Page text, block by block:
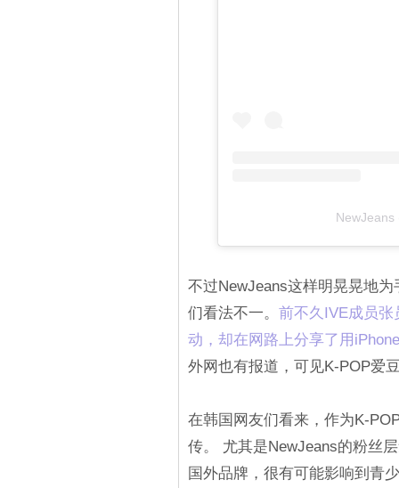
NewJeans
不过NewJeans这样明晃晃地
们看法不一。 前不久IVE成员
动，却在网路上分享了用
外网也有报道，可见K-POP爱
在韩国网友们看来，作为K-
传。 尤其是NewJeans的粉丝
国外品牌，很有可能影响到青